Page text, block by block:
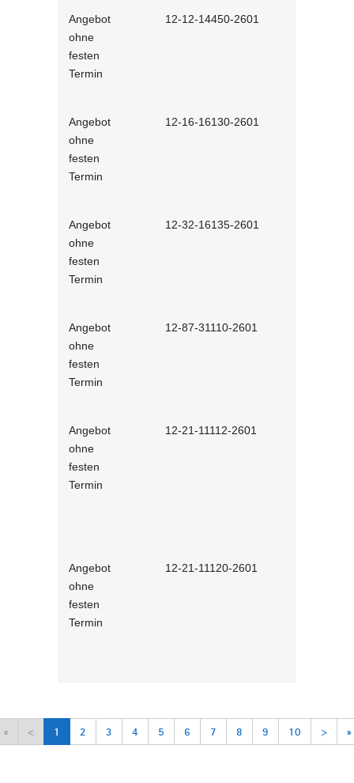
Angebot
ohne
festen
Termin
12-12-14450-2601
Angebot
ohne
festen
Termin
12-16-16130-2601
Angebot
ohne
festen
Termin
12-32-16135-2601
Angebot
ohne
festen
Termin
12-87-31110-2601
Angebot
ohne
festen
Termin
12-21-11112-2601
Angebot
ohne
festen
Termin
12-21-11120-2601
« < 1 2 3 4 5 6 7 8 9 10 > »